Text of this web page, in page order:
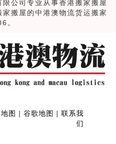
公司专业从事香港搬家搬屋
搬屋的中港澳物流货运搬家
。
图 | 谷歌地图 | 联系我
们